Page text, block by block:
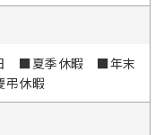
■夏季休暇 ■年末
休暇